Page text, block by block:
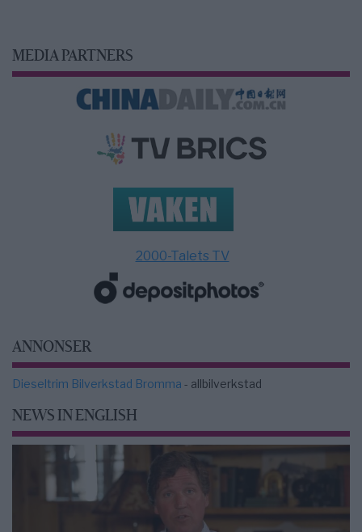
MEDIA PARTNERS
2000-Talets TV
ANNONSER
Dieseltrim Bilverkstad Bromma - allbilverkstad
NEWS IN ENGLISH